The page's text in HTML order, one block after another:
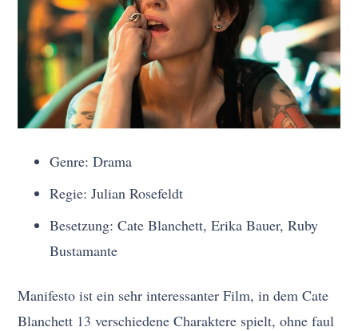
Genre: Drama
Regie: Julian Rosefeldt
Besetzung: Cate Blanchett, Erika Bauer, Ruby
Bustamante
Manifesto ist ein sehr interessanter Film, in dem Cate
Blanchett 13 verschiedene Charaktere spielt, ohne faul